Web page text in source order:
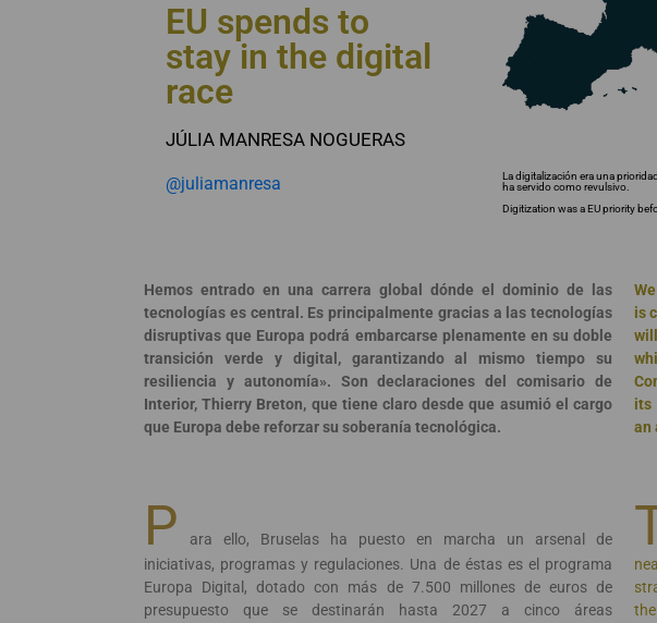
EU spends to
stay in the digital
race
JÚLIA MANRESA NOGUERAS
@juliamanresa
La digitalización era una
ha servido como revulsivo.
Digitization was a EU priority
Hemos entrado en una carrera global dónde el dominio de las
tecnologías es central. Es principalmente gracias a las tecnologías
disruptivas que Europa podrá embarcarse plenamente en su doble
transición verde y digital, garantizando al mismo tiempo su
resiliencia y autonomía». Son declaraciones del comisario de
Interior, Thierry Breton, que tiene claro desde que asumió el cargo
que Europa debe reforzar su soberanía tecnológica.
is
its
an
P
ara ello, Bruselas ha puesto en marcha un arsenal de
iniciativas, programas y regulaciones. Una de éstas es el programa
Europa Digital, dotado con más de 7.500 millones de euros de
presupuesto que se destinarán hasta 2027 a cinco áreas